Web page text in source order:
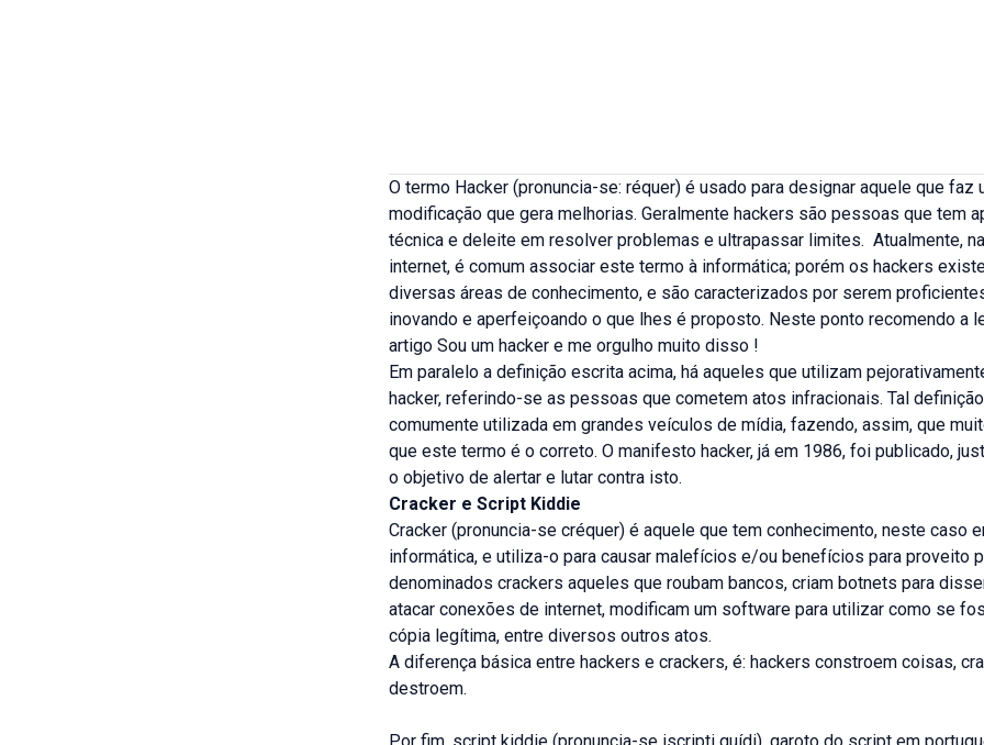
O termo Hacker (pronuncia-se: réquer) é usado para designar aquele que faz
modificação que gera melhorias. Geralmente hackers são pessoas que tem
técnica e deleite em resolver problemas e ultrapassar limites. Atualmente,
internet, é comum associar este termo à informática; porém os hackers
diversas áreas de conhecimento, e são caracterizados por serem
inovando e aperfeiçoando o que lhes é proposto. Neste ponto recomendo a
artigo Sou um hacker e me orgulho muito disso !
Em paralelo a definição escrita acima, há aqueles que utilizam
hacker, referindo-se as pessoas que cometem atos infracionais. Tal
comumente utilizada em grandes veículos de mídia, fazendo, assim, que
que este termo é o correto. O manifesto hacker, já em 1986, foi publicado,
o objetivo de alertar e lutar contra isto.
Cracker e Script Kiddie
Cracker (pronuncia-se créquer) é aquele que tem conhecimento, neste caso
informática, e utiliza-o para causar malefícios e/ou benefícios para proveito
denominados crackers aqueles que roubam bancos, criam botnets para
atacar conexões de internet, modificam um software para utilizar como se
cópia legítima, entre diversos outros atos.
A diferença básica entre hackers e crackers, é: hackers constroem coisas,
destroem.